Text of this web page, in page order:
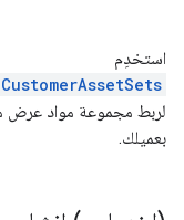
استخدِم
لربط مجموعة مواد عرض
بعميلك.